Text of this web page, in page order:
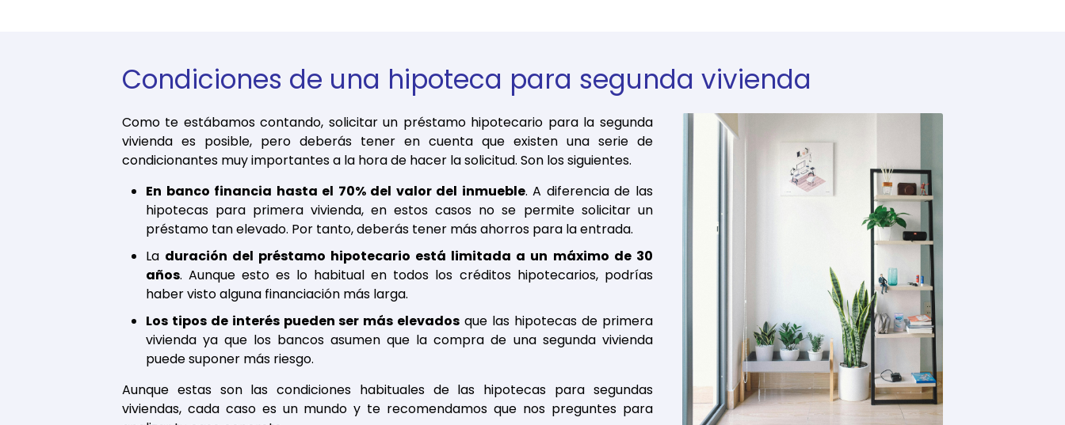
Condiciones de una hipoteca para segunda vivienda
Como te estábamos contando, solicitar un préstamo hipotecario para la segunda
vivienda es posible, pero deberás tener en cuenta que existen una serie de
condicionantes muy importantes a la hora de hacer la solicitud. Son los siguientes.
En banco financia hasta el 70% del valor del inmueble. A diferencia de las
hipotecas para primera vivienda, en estos casos no se permite solicitar un
préstamo tan elevado. Por tanto, deberás tener más ahorros para la entrada.
La duración del préstamo hipotecario está limitada a un máximo de 30
años. Aunque esto es lo habitual en todos los créditos hipotecarios, podrías
haber visto alguna financiación más larga.
Los tipos de interés pueden ser más elevados que las hipotecas de primera
vivienda ya que los bancos asumen que la compra de una segunda vivienda
puede suponer más riesgo.
Aunque estas son las condiciones habituales de las hipotecas para segundas
viviendas, cada caso es un mundo y te recomendamos que nos preguntes para